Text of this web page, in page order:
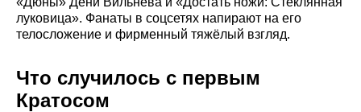
луковица». Фанаты в соцсетях напирают на его
телосложение и фирменный тяжёлый взгляд.
Что случилось с первым
Кратосом